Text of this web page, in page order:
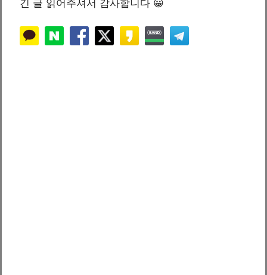
긴 글 읽어주셔서 감사합니다 😀